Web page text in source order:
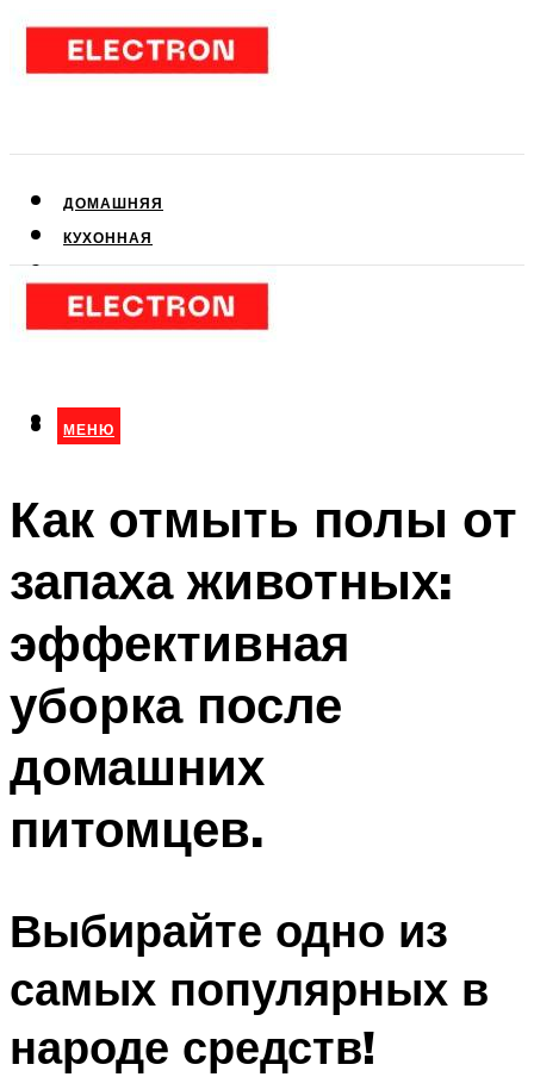
ДОМАШНЯЯ
КУХОННАЯ
КЛИМАТИЧЕСКАЯ
МЕНЮ
МЕНЮ
Как отмыть полы от
запаха животных:
эффективная
уборка после
домашних
питомцев.
Выбирайте одно из
самых популярных в
народе средств!